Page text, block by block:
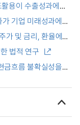
용이 수출성과에
매개효과 중심으로 =
Accumulation
System on
Mediating Effect of
기업 미래성과에
future
가 및 금리, 환율에
로 = An analysis of
Korea Stock
VAR model:
period
법적 연구
금흐름 불확실성을